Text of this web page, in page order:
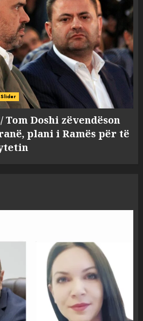
Slider
Tom Doshi zëvendëson
plani i Ramës për të